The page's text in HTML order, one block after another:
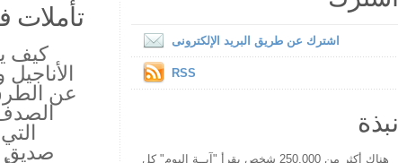
تأملات
كيف
عن
الصدف
صديق
اشترك عن طريق البريد الإلكترونى
RSS
نبذة
هناك أكثر من 250,000 شخص يقرأ "آيــة اليوم" كل